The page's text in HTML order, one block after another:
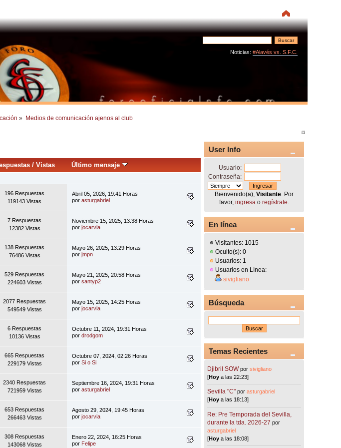
Noticias: #Alavés vs. S.F.C.
» Medios de comunicación ajenos al club
/ Vistas Último mensaje
196 Respuestas
119143 Vistas
Abril 05, 2026, 19:41 Horas
porasturgabriel
7 Respuestas
12382 Vistas
Noviembre 15, 2025, 13:38 Horas
porjocarvia
138 Respuestas
76486 Vistas
Mayo 26, 2025, 13:29 Horas
porjmpn
529 Respuestas
224603 Vistas
Mayo 21, 2025, 20:58 Horas
porsantyp2
2077 Respuestas
549549 Vistas
Mayo 15, 2025, 14:25 Horas
porjocarvia
6 Respuestas
10136 Vistas
Octubre 11, 2024, 19:31 Horas
pordrodgom
665 Respuestas
229179 Vistas
Octubre 07, 2024, 02:26 Horas
porSi o Si
2340 Respuestas
721959 Vistas
Septiembre 16, 2024, 19:31 Horas
porasturgabriel
653 Respuestas
266463 Vistas
Agosto 29, 2024, 19:45 Horas
porjocarvia
308 Respuestas
143068 Vistas
Enero 22, 2024, 16:25 Horas
por Felipe
User Info
Usuario:
Contraseña:
Bienvenido(a),Visitante . Por
favor,ingresa oregístrate
En línea
Visitantes: 1015
Oculto(s): 0
Usuarios: 1
Usuarios en Línea:
sivigliano
Búsqueda
Temas Recientes
Djibril SOW porsivigliano
[Hoy a las 22:23]
Sevilla "C"porasturgabriel
[Hoy a las 18:13]
Re: Pre Temporada del Sevilla,
durante la tda. 2026-27 por
asturgabriel
[Hoy a las 18:08]